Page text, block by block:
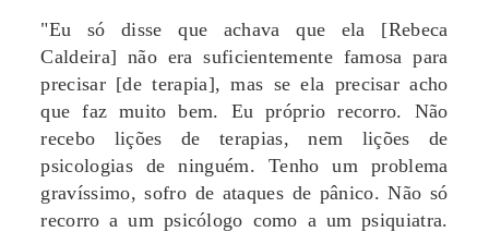
"Eu só disse que achava que ela [Rebeca
Caldeira] não era suficientemente famosa para
precisar [de terapia], mas se ela precisar acho
que faz muito bem. Eu próprio recorro. Não
recebo lições de terapias, nem lições de
psicologias de ninguém. Tenho um problema
gravíssimo, sofro de ataques de pânico. Não só
recorro a um psicólogo como a um psiquiatra.